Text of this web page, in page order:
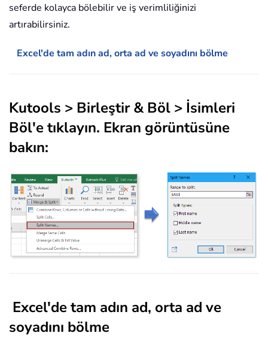
seferde kolayca bölebilir ve iş verimliliğinizi
artırabilirsiniz.
Excel'de tam adın ad, orta ad ve soyadını bölme
Kutools > Birleştir & Böl > İsimleri
Böl'e tıklayın. Ekran görüntüsüne
bakın:
Excel'de tam adın ad, orta ad ve
soyadını bölme